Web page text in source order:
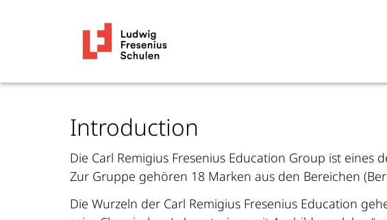
Introduction
Die Carl Remigius Fresenius Education Group ist
Zur Gruppe gehören 18 Marken aus den Bereichen
Die Wurzeln der Carl Remigius Fresenius Education